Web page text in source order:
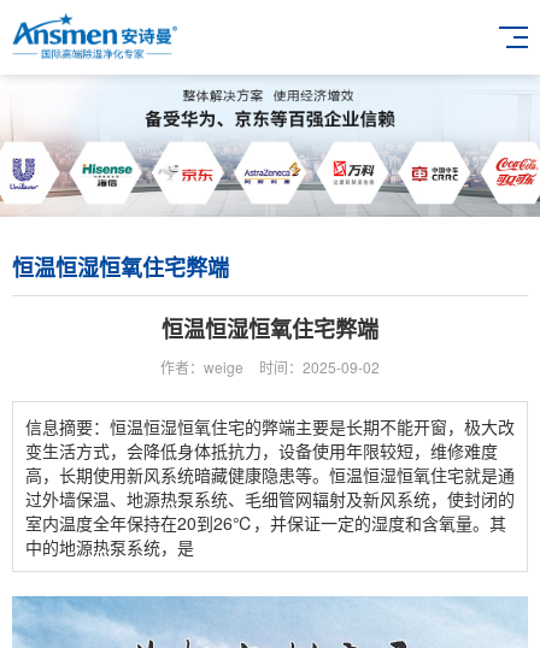
恒温恒湿恒氧住宅弊端
恒温恒湿恒氧住宅弊端
作者：weige 时间：2025-09-02
信息摘要：恒温恒湿恒氧住宅的弊端主要是长期不能开窗，极大改
变生活方式，会降低身体抵抗力，设备使用年限较短，维修难度
高，长期使用新风系统暗藏健康隐患等。恒温恒湿恒氧住宅就是通
过外墙保温、地源热泵系统、毛细管网辐射及新风系统，使封闭的
室内温度全年保持在20到26℃，并保证一定的湿度和含氧量。其
中的地源热泵系统，是